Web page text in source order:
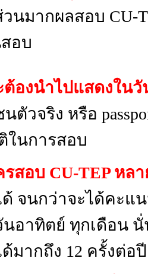
กผลสอบ CU-
อบ
องนำไปแสดงใน
ตัวจริง หรือ
ในการสอบ
สอบ CU-TEP หล
จนกว่าจะได้คะแ
อาทิตย์ ทุกเดือน
มากถึง 12 ครั้งต่อปี